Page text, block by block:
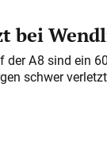
bei
der A 8 sind ein
schwer